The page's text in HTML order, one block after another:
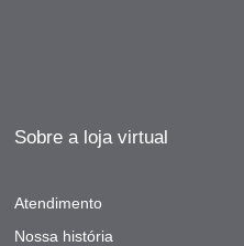
Sobre a loja virtual
Atendimento
Nossa história